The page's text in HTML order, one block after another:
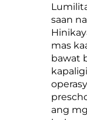
saan
mas
bawat
ang